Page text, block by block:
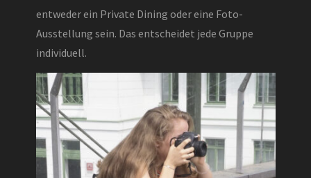
entweder ein Private Dining oder eine Foto-
Ausstellung sein. Das entscheidet jede Gruppe
individuell.